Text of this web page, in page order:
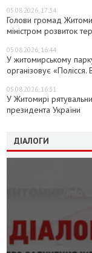
05.08.2026, 17:34
Голови громад
міністром розвиток
05.08.2026, 16:44
У житомирському
організовує
05.08.2026, 16:31
У Житомирі
президента України
ДІАЛОГИ